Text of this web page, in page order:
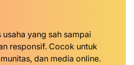
yang sah sampai
responsif. Cocok untuk
dan media online.